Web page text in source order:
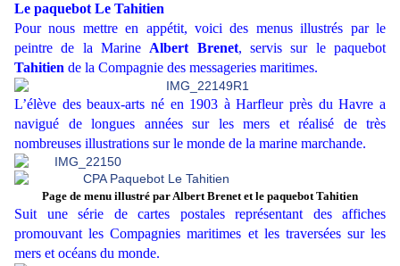
Le paquebot Le Tahitien
Pour nous mettre en appétit, voici des menus illustrés par le
peintre de la Marine Albert Brenet, servis sur le paquebot
Tahitien de la Compagnie des messageries maritimes.
L’élève des beaux-arts né en 1903 à Harfleur près du Havre a
navigué de longues années sur les mers et réalisé de très
nombreuses illustrations sur le monde de la marine marchande.
Page de menu illustré par Albert Brenet et le paquebot Tahitien
Suit une série de cartes postales représentant des affiches
promouvant les Compagnies maritimes et les traversées sur les
mers et océans du monde.